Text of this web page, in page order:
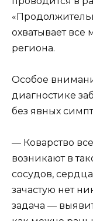
охватывает
региона.
Особое
диагностике
без явных
— Коварство
возникают в
сосудов,
зачастую нет
задача —